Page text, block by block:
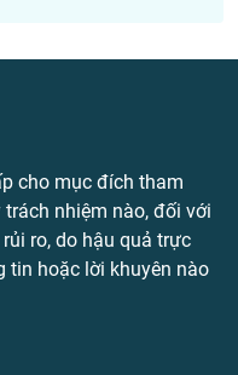
cho mục đích tham
nhiệm nào, đối với
ro, do hậu quả trực
tin hoặc lời khuyên nào